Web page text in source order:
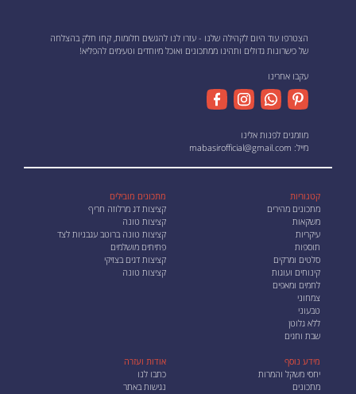
הצטרפו עוד היום לקהילה שלנו - עזרו לנו להגשים חלומות, קחו חלק בהצלחה
של כישרונות גדולים ותהינו ממתכונים ואוכל מיוחדים וטעימים להפליא!
עקבו אחרינו
מוזמנים לפנות אלינו
מייל: mabasirofficial@gmail.com
קטגוריות
מתכונים מהירים
משקאות
עיקריות
תוספות
סלטים ומרקים
קינוחים ועוגות
לחמים ומאפים
צמחוני
טבעוני
ללא גלוטן
שבת וחגים
מתכונים מובילים
קציצות דג מרלוזה חריף
קציצות טונה
קציצות טונה ברוטב עגבניות לצד
פתיתים מושלמים
קציצות דגים בצזיקי
קציצות טונה
מידע נוסף
יחסי משקל והמרות
מתכונים
אודות ועזרה
כתבו לנו
נגישות באתר